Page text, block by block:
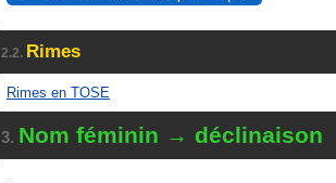
2.2. Rimes
Rimes en TOSE
3. Nom féminin → déclinaison